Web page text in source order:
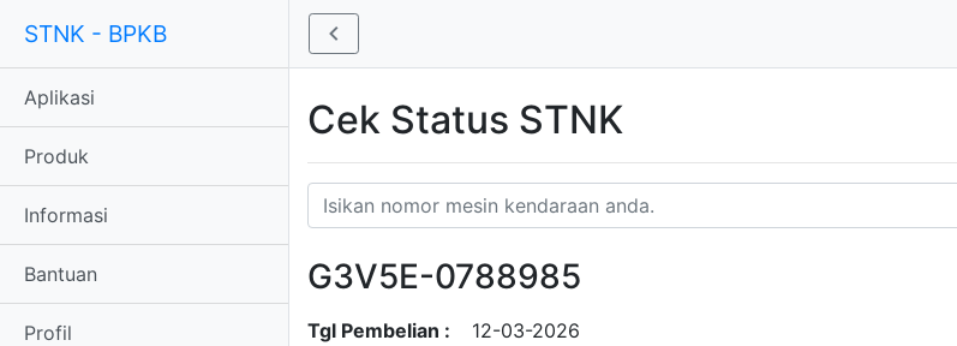
STNK - BPKB
Aplikasi
Produk
Informasi
Bantuan
Profil
Cek Status STNK
G3V5E-0788985
Tgl Pembelian :
12-03-2026